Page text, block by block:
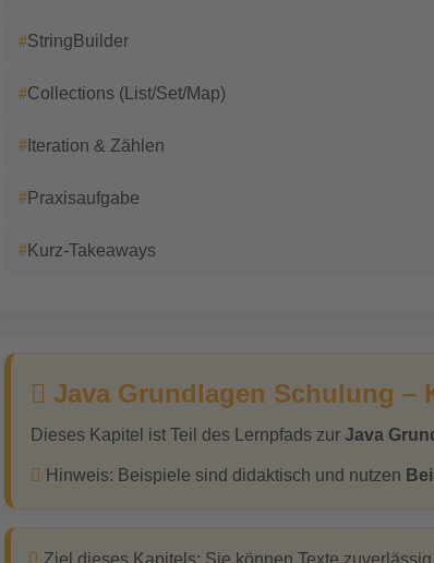
StringBuilder
Collections (List/Set/Map)
Iteration & Zählen
Praxisaufgabe
Kurz-Takeaways
Java Grundlagen Schulung –
Dieses Kapitel ist Teil des Lernpfads zur Java
Hinweis: Beispiele sind didaktisch und nutzen